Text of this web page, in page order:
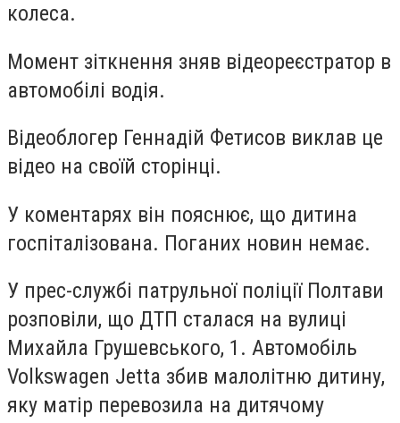
колеса.
Момент зіткнення зняв відеореєстратор в
автомобілі водія.
Відеоблогер Геннадій Фетисов виклав це
відео на своїй сторінці.
У коментарях він пояснює, що дитина
госпіталізована. Поганих новин немає.
У прес-службі патрульної поліції Полтави
розповіли, що ДТП сталася на вулиці
Михайла Грушевського, 1. Автомобіль
Volkswagen Jetta збив малолітню дитину,
яку матір перевозила на дитячому